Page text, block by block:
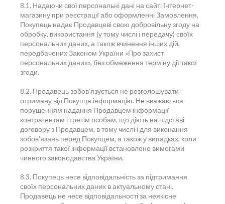
8.1. Надаючи свої персональні дані на сайті Інтернет-
магазину при реєстрації або оформленні Замовлення,
Покупець надає Продавцеві свою добровільну згоду на
обробку, використання (у тому числі і передачу) своїх
персональних даних, а також вчинення інших дій,
передбачених Законом України «Про захист
персональних даних», без обмеження терміну дії такої
згоди.
8.2. Продавець зобов'язується не розголошувати
отриману від Покупця інформацію. Не вважається
порушенням надання Продавцем інформації
контрагентам і третім особам, що діють на підставі
договору з Продавцем, в тому числі і для виконання
зобов'язань перед Покупцем, а також у випадках, коли
розкриття такої інформації встановлено вимогами
чинного законодавства України.
8.3. Покупець несе відповідальність за підтримання
своїх персональних даних в актуальному стані.
Продавець не несе відповідальності за неякісне